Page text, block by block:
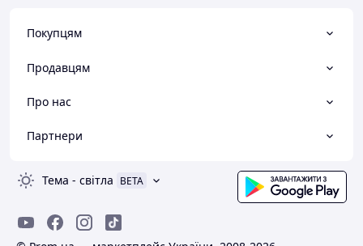
Покупцям
Продавцям
Про нас
Партнери
Тема - світла BETA